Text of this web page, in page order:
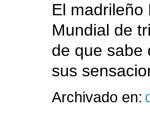
El madrileño
Mundial de
de que sabe
sus
Archivado en: